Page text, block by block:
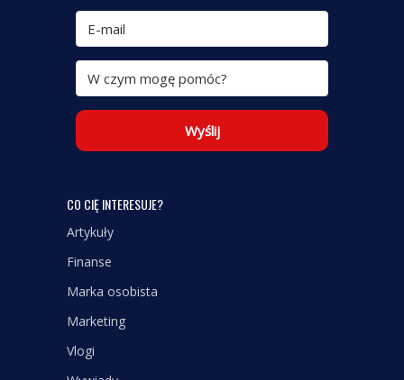
Wyślij
CO CIĘ INTERESUJE?
Artykuły
Finanse
Marka osobista
Marketing
Vlogi